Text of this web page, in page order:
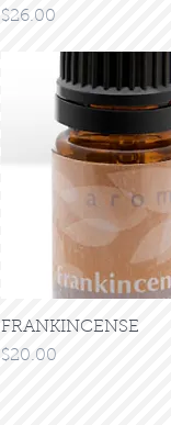
価格
$26.00
クイックビュー
FRANKINCENSE
価格
$20.00